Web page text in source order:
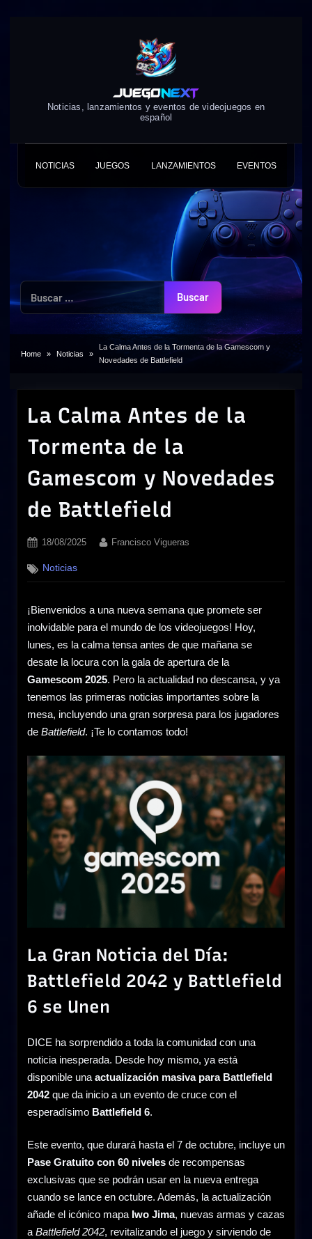
Noticias, lanzamientos y eventos de videojuegos en
español
NOTICIAS JUEGOS LANZAMIENTOS EVENTOS
Home Noticias
La Calma Antes de la Tormenta de la Gamescom y
Novedades de Battlefield
La Calma Antes de la
Tormenta de la
Gamescom y Novedades
de Battlefield
Posted
18/08/2025 By
Francisco Vigueras
Noticias
¡Bienvenidos a una nueva semana que promete ser
inolvidable para el mundo de los videojuegos! Hoy,
lunes, es la calma tensa antes de que mañana se
desate la locura con la gala de apertura de la
Gamescom 2025. Pero la actualidad no descansa, y ya
tenemos las primeras noticias importantes sobre la
mesa, incluyendo una gran sorpresa para los jugadores
de Battlefield. ¡Te lo contamos todo!
La Gran Noticia del Día:
Battlefield 2042 y Battlefield
6 se Unen
DICE ha sorprendido a toda la comunidad con una
noticia inesperada. Desde hoy mismo, ya está
disponible una actualización masiva para Battlefield
2042 que da inicio a un evento de cruce con el
esperadísimo Battlefield 6.
Este evento, que durará hasta el 7 de octubre, incluye un
Pase Gratuito con 60 niveles de recompensas
exclusivas que se podrán usar en la nueva entrega
cuando se lance en octubre. Además, la actualización
añade el icónico mapa Iwo Jima, nuevas armas y cazas
aBattlefield 2042, revitalizando el juego y sirviendo de